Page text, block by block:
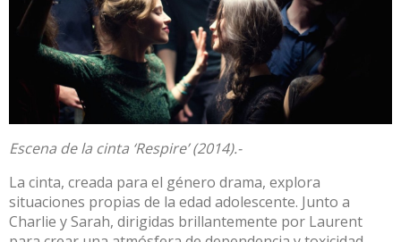
Escena de la cinta ‘Respire’ (2014).-
La cinta, creada para el género drama, explora
situaciones propias de la edad adolescente. Junto a
Charlie y Sarah, dirigidas brillantemente por Laurent